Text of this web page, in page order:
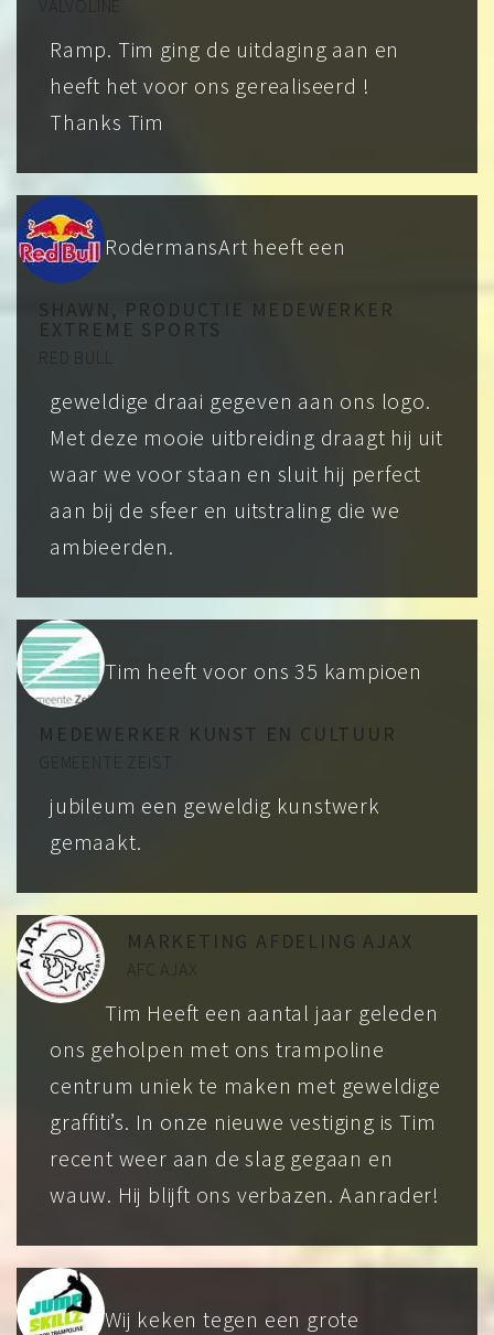
Ramp. Tim ging de uitdaging aan en
heeft het voor ons gerealiseerd !
Thanks Tim
SHAWN, PRODUCTIE MEDEWERKER
EXTREME SPORTS
RED BULL
RodermansArt heeft een
geweldige draai gegeven aan ons logo.
Met deze mooie uitbreiding draagt hij uit
waar we voor staan en sluit hij perfect
aan bij de sfeer en uitstraling die we
ambieerden.
MEDEWERKER KUNST EN CULTUUR
GEMEENTE ZEIST
Tim heeft voor ons 35 kampioen
jubileum een geweldig kunstwerk
gemaakt.
MARKETING AFDELING AJAX
AFC AJAX
Tim Heeft een aantal jaar geleden
ons geholpen met ons trampoline
centrum uniek te maken met geweldige
graffiti’s. In onze nieuwe vestiging is Tim
recent weer aan de slag gegaan en
wauw. Hij blijft ons verbazen. Aanrader!
Wij keken tegen een grote